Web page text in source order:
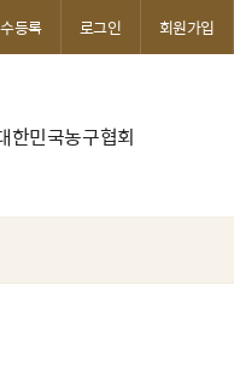
한민국농구협회
등록 로그인 회원가입